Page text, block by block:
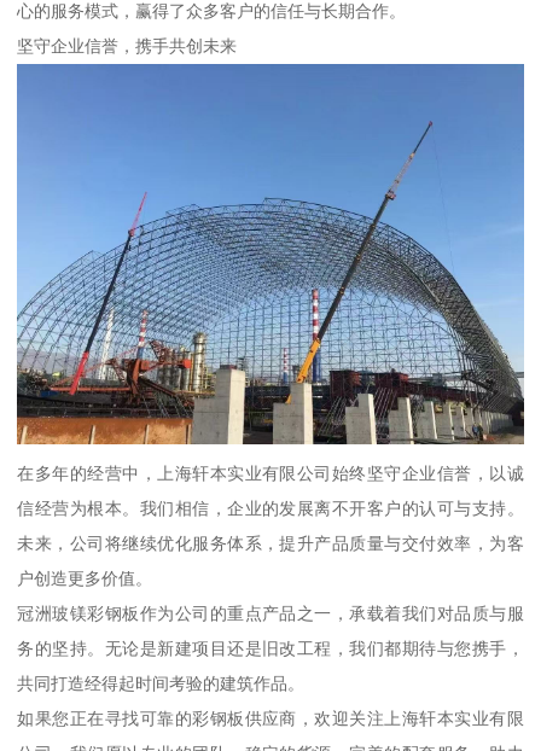
心的服务模式，赢得了众多客户的信任与长期合作。
坚守企业信誉，携手共创未来
在多年的经营中，上海轩本实业有限公司始终坚守企业信誉，以诚
信经营为根本。我们相信，企业的发展离不开客户的认可与支持。
未来，公司将继续优化服务体系，提升产品质量与交付效率，为客
户创造更多价值。
冠洲玻镁彩钢板作为公司的重点产品之一，承载着我们对品质与服
务的坚持。无论是新建项目还是旧改工程，我们都期待与您携手，
共同打造经得起时间考验的建筑作品。
如果您正在寻找可靠的彩钢板供应商，欢迎关注上海轩本实业有限